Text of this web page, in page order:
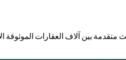
بين آلاف العقارات الموثوقة